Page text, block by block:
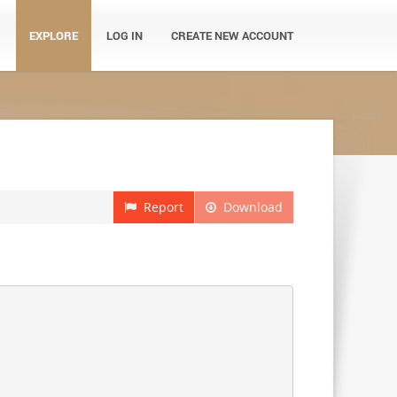
EXPLORE LOG IN CREATE NEW ACCOUNT
Download
Report